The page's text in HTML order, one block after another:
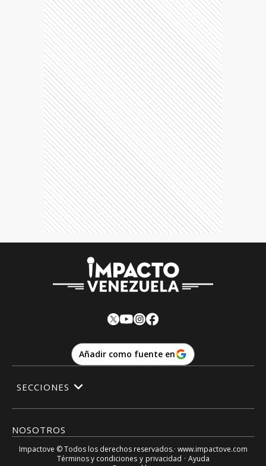
Añadir como fuente en
NOSOTROS
SECCIONES
Impactove © Todos los derechos reservados.· www.impactove.com
Términos y condiciones y privacidad · Ayuda